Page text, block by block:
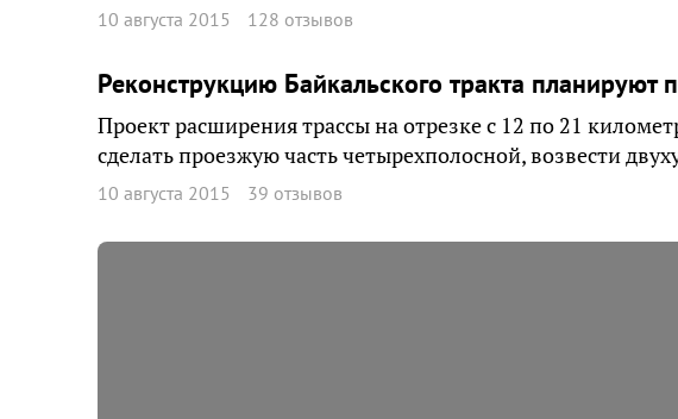
10 августа 2015 128 отзывов
Реконструкцию Байкальского тракта планируют
Проект расширения трассы на отрезке с 12 по 21
сделать проезжую часть четырехполосной, возвести
10 августа 2015 39 отзывов